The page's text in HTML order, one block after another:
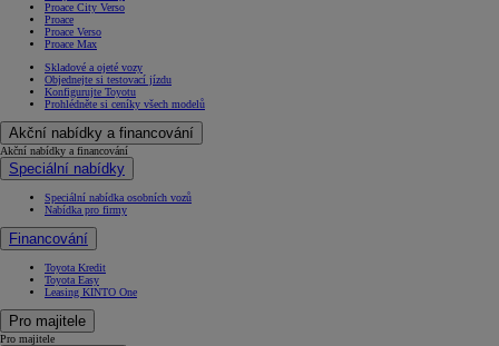
Proace City Verso
Proace
Proace Verso
Proace Max
Skladové a ojeté vozy
Objednejte si testovací jízdu
Konfigurujte Toyotu
Prohlédněte si ceníky všech modelů
Akční nabídky a financování
Akční nabídky a financování
Speciální nabídky
Speciální nabídka osobních vozů
Nabídka pro firmy
Financování
Toyota Kredit
Toyota Easy
Leasing KINTO One
Pro majitele
Pro majitele